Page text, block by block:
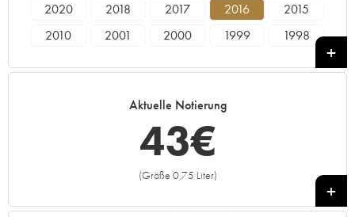
2020 2018 2017 2016
2015
2010
2001 2000 1999
1998
Aktuelle Notierung
43€
(Größe 0,75 Liter)
+